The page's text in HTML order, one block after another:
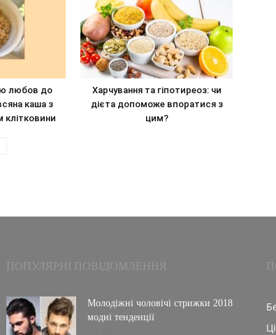
любов до
каша з
Харчування та гіпотиреоз: чи
дієта допоможе впоратися з
цим?
ПОПУЛЯРНІ ПОВІДОМЛЕННЯ
Молодіжні чоловічі стрижки 2018
модні тенденції